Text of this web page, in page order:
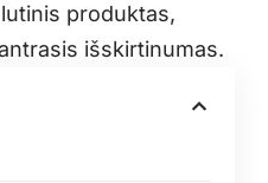
produktas,
išskirtinumas.